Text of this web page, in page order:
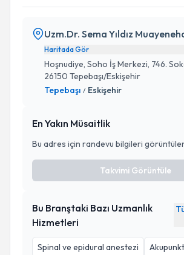
Uzm.Dr. Sema Yıldız
Haritada Gör
Hoşnudiye, Soho İş Merkezi, 746.
26150 Tepebaşı/Eskişehir
Tepebaşı / Eskişehir
En Yakın Müsaitlik
Bu adres için randevu bilgileri
Takvimi Görüntüle
Bu Branştaki Bazı Uzmanlık
Hizmetleri
Spinal ve epidural anestezi